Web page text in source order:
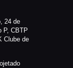
24 de
P, CBTP
Clube de